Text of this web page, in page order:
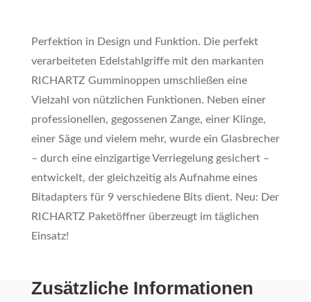
Perfektion in Design und Funktion. Die perfekt
verarbeiteten Edelstahlgriffe mit den markanten
RICHARTZ Gumminoppen umschließen eine
Vielzahl von nützlichen Funktionen. Neben einer
professionellen, gegossenen Zange, einer Klinge,
einer Säge und vielem mehr, wurde ein Glasbrecher
– durch eine einzigartige Verriegelung gesichert –
entwickelt, der gleichzeitig als Aufnahme eines
Bitadapters für 9 verschiedene Bits dient. Neu: Der
RICHARTZ Paketöffner überzeugt im täglichen
Einsatz!
Zusätzliche Informationen